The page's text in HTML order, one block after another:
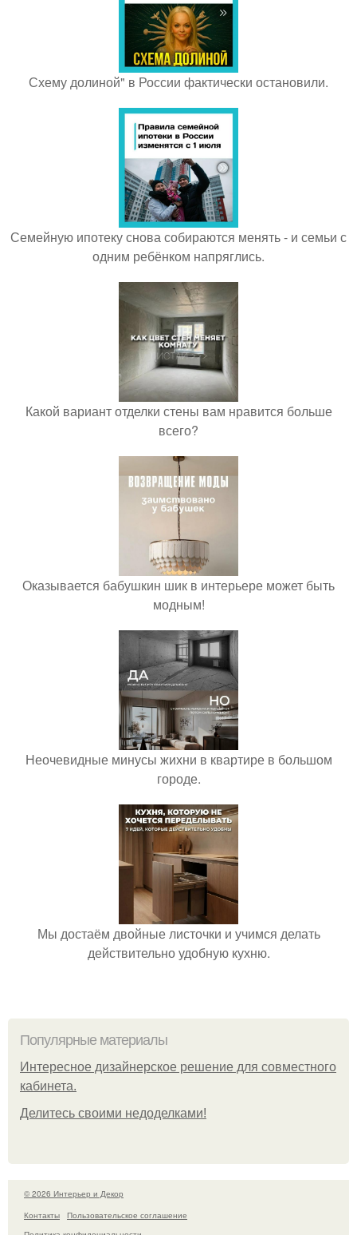
Схему долиной" в России фактически остановили.
Семейную ипотеку снова собираются менять - и семьи с
одним ребёнком напряглись.
Какой вариант отделки стены вам нравится больше
всего?
Оказывается бабушкин шик в интерьере может быть
модным!
Неочевидные минусы жихни в квартире в большом
городе.
Мы достаём двойные листочки и учимся делать
действительно удобную кухню.
Популярные материалы
Интересное дизайнерское решение для совместного
кабинета.
Делитесь своими недоделками!
© 2026 Интерьер и Декор
Контакты
Пользовательское соглашение